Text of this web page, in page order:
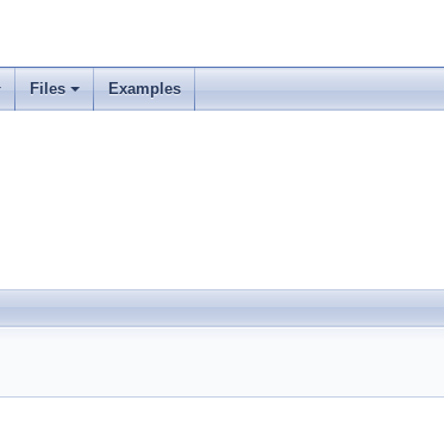
Files Examples